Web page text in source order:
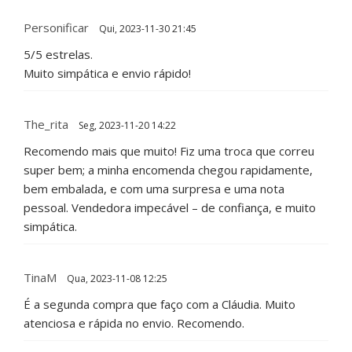
Personificar Qui, 2023-11-30 21:45
5/5 estrelas.
Muito simpática e envio rápido!
The_rita Seg, 2023-11-20 14:22
Recomendo mais que muito! Fiz uma troca que correu
super bem; a minha encomenda chegou rapidamente,
bem embalada, e com uma surpresa e uma nota
pessoal. Vendedora impecável – de confiança, e muito
simpática.
TinaM Qua, 2023-11-08 12:25
É a segunda compra que faço com a Cláudia. Muito
atenciosa e rápida no envio. Recomendo.